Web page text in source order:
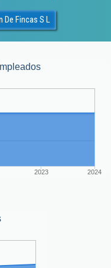
Fincas S L
2023 2024